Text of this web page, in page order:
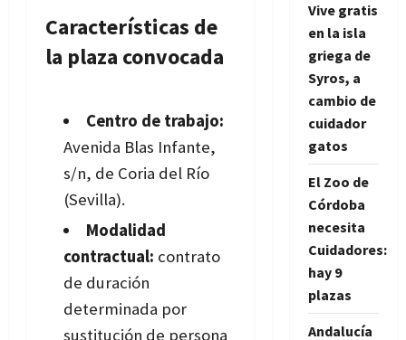
Características de
la plaza convocada
Centro de trabajo:
Avenida Blas Infante,
s/n, de Coria del Río
(Sevilla).
Modalidad
contractual: contrato
de duración
determinada por
sustitución de persona
Vive gratis
en la isla
griega de
Syros, a
cambio de
cuidador
gatos
El Zoo de
Córdoba
necesita
Cuidadores:
hay 9
plazas
Andalucía